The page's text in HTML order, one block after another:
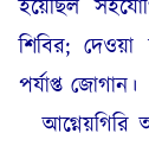
হয়েছিল
শিবির; দেওয়া
পর্যাপ্ত জোগান।
আগ্নেয়গিরি